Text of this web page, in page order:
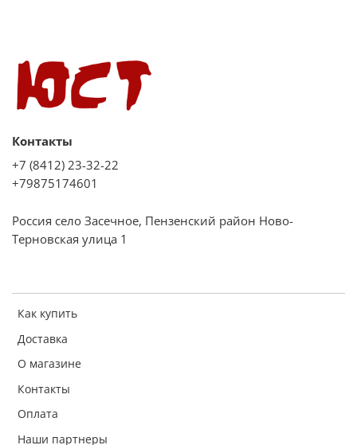
Как купить
Доставка
О магазине
Контакты
Оплата
Наши партнеры
Контакты
+7 (8412) 23-32-22
+79875174601
Россия село Засечное, Пензенский район Ново-
Терновская улица 1